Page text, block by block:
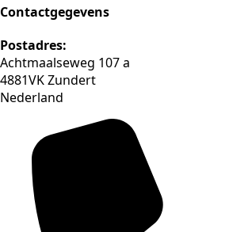
Contactgegevens
Postadres:
Achtmaalseweg 107 a
4881VK Zundert
Nederland